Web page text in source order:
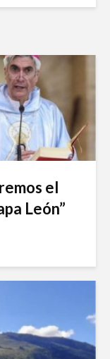
el
León”